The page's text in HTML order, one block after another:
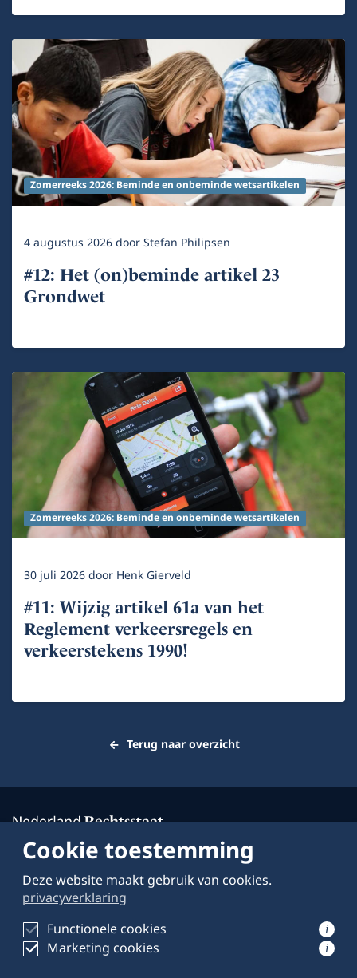
Zomerreeks 2026: Beminde en onbeminde wetsartikelen
4 augustus 2026doorStefan Philipsen
#12: Het (on)beminde artikel 23
Grondwet
Zomerreeks 2026: Beminde en onbeminde wetsartikelen
30 juli 2026door Henk Gierveld
#11: Wijzig artikel 61a van het
Reglement verkeersregels en
verkeerstekens 1990!
Terug naar overzicht
Over deze website
Schrijven voor
Privacyverklaring
Cookie toestemming
Deze website maakt gebruik van cookies.
privacyverklaring
Functionele cookies
i
Marketing cookies i